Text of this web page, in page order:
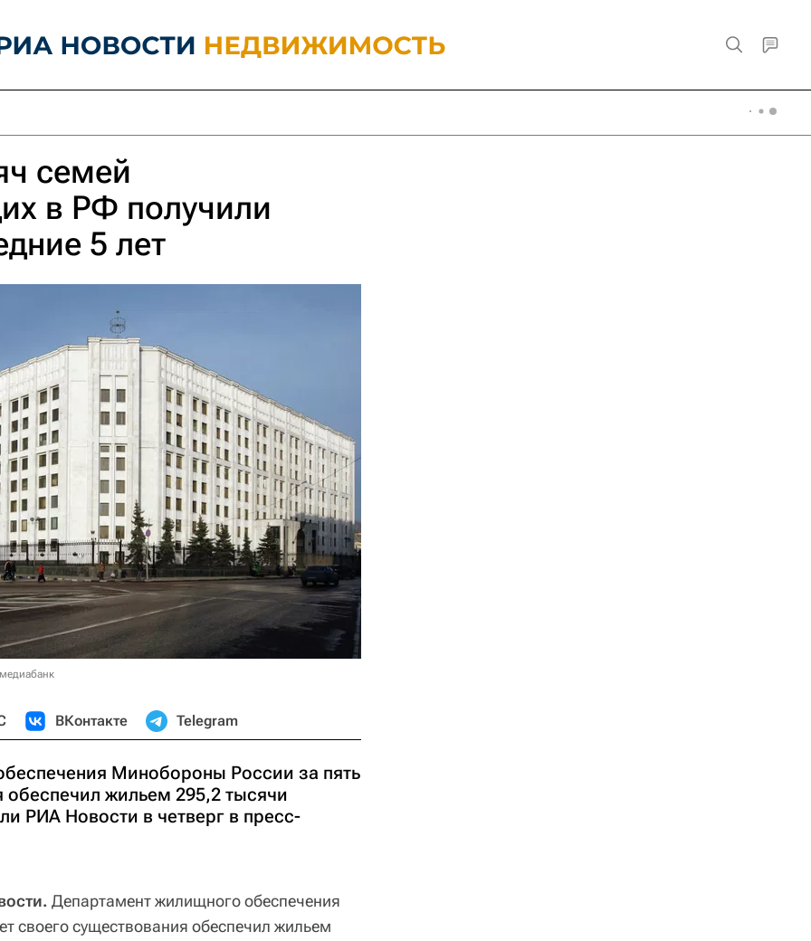
семей
в РФ получили
5 лет
ВКонтакте Telegram
Минобороны России за пять
обеспечил жильем 295,2 тысячи
РИА Новости в четверг в пресс-
Департамент жилищного обеспечения
своего существования обеспечил жильем